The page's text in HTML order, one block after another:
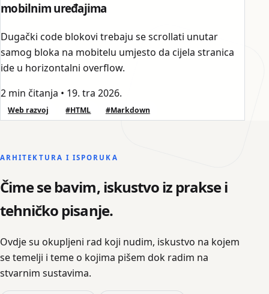
mobilnim uređajima
Dugački code blokovi trebaju se scrollati unutar
samog bloka na mobitelu umjesto da cijela stranica
ide u horizontalni overflow.
2 min čitanja • 19. tra 2026.
Web razvoj #HTML #Markdown
ARHITEKTURA I ISPORUKA
Čime se bavim, iskustvo iz prakse i
tehničko pisanje.
Ovdje su okupljeni rad koji nudim, iskustvo na kojem
se temelji i teme o kojima pišem dok radim na
stvarnim sustavima.